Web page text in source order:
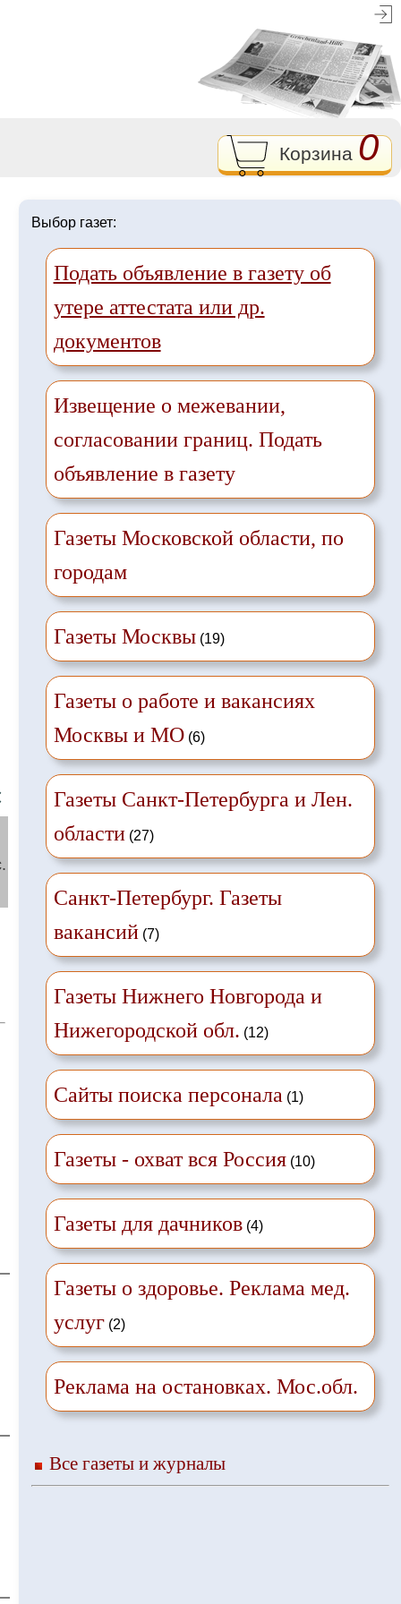
Корзина 0
Выбор газет:
Подать объявление в газету об
утере аттестата или др.
документов
Извещение о межевании,
согласовании границ. Подать
объявление в газету
Газеты Московской области, по
городам
Газеты Москвы(19)
Газеты о работе и вакансиях
Москвы и МО(6)
Газеты Санкт-Петербурга и Лен.
области(27)
Санкт-Петербург. Газеты
вакансий(7)
Газеты Нижнего Новгорода и
Нижегородской обл. (12)
Сайты поиска персонала(1)
Газеты - охват вся Россия(10)
Газеты для дачников(4)
Газеты о здоровье. Реклама мед.
услуг(2)
Реклама на остановках. Мос.обл.
Все газеты и журналы